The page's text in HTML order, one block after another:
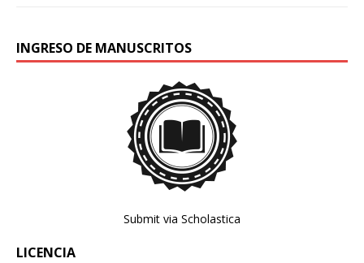
INGRESO DE MANUSCRITOS
Submit via Scholastica
LICENCIA